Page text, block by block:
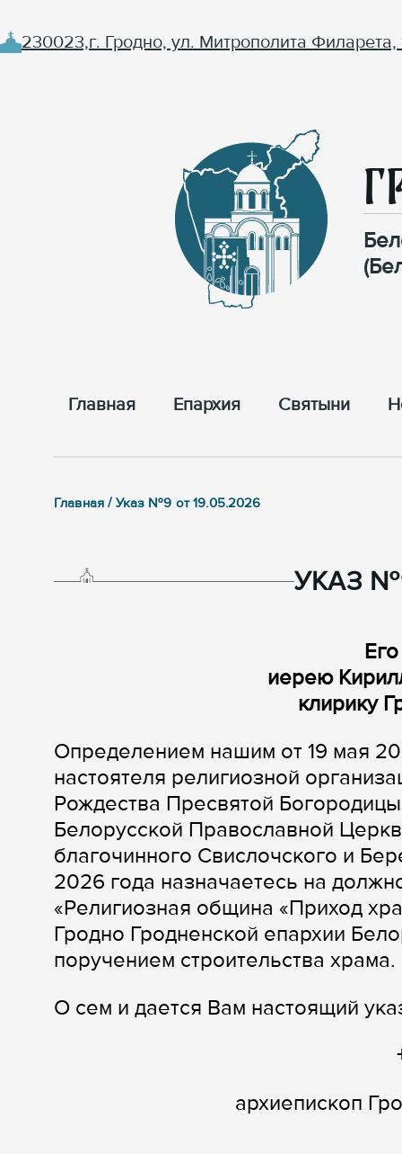
230023,г. Гродно, ул. Митрополита Филарета,
Главная Епархия Cвятыни
Главная / Указ №9 от 19.05.2026
УКАЗ
иерею
клирику
Определением нашим от 19 мая
настоятеля религиозной
Рождества Пресвятой
Белорусской Православной
благочинного Свислочского и
2026 года назначаетесь на
«Религиозная община «Приход
Гродно Гродненской епархии
поручением строительства храма.
О сем и дается Вам настоящий
архиепископ